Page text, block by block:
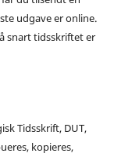
udgave er online.
snart tidsskriftet er
Tidsskrift, DUT,
kopieres,